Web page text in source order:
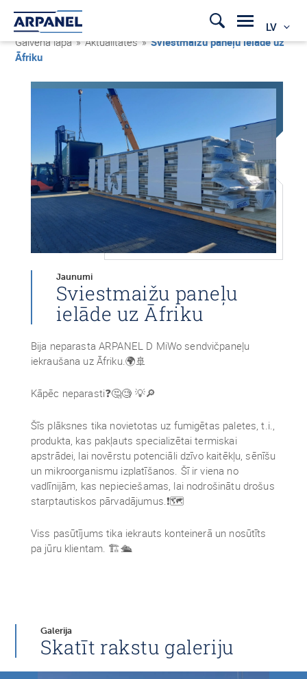
LV
Galvenā lapa » Aktualitātes »Sviestmaižu paneļu ielāde uz
Āfriku
Jaunumi
Sviestmaižu paneļu
ielāde uz Āfriku
Bija neparasta ARPANEL D MiWo sendvičpaneļu
iekraušana uz Āfriku.🌍🚢
Kāpēc neparasti❓🤔🧐 💡🔎
Šīs plāksnes tika novietotas uz fumigētas paletes, t.i.,
produkta, kas pakļauts specializētai termiskai
apstrādei, lai novērstu potenciāli dzīvo kaitēkļu, sēnīšu
un mikroorganismu izplatīšanos. Šī ir viena no
vadlīnijām, kas nepieciešamas, lai nodrošinātu drošus
starptautiskos pārvadājumus.❗🗺️
Viss pasūtījums tika iekrauts konteinerā un nosūtīts
pa jūru klientam. 🏗️🛳️
Galerija
Skatīt rakstu galeriju